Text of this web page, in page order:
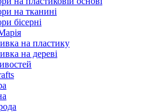
на тканині
бісерні
на пластику
на дереві